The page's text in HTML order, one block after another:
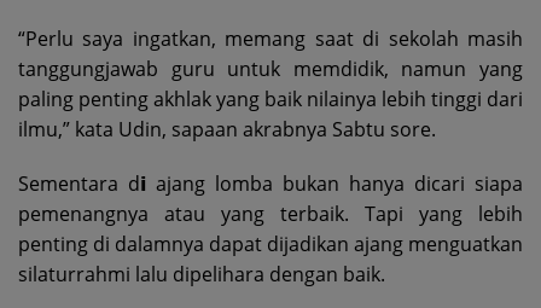
“Perlu saya ingatkan, memang saat di sekolah masih
tanggungjawab guru untuk memdidik, namun yang
paling penting akhlak yang baik nilainya lebih tinggi dari
ilmu,” kata Udin, sapaan akrabnya Sabtu sore.
Sementara d𝗶 ajang lomba bukan hanya dicari siapa
pemenangnya atau yang terbaik. Tapi yang lebih
penting di dalamnya dapat dijadikan ajang menguatkan
silaturrahmi lalu dipelihara dengan baik.